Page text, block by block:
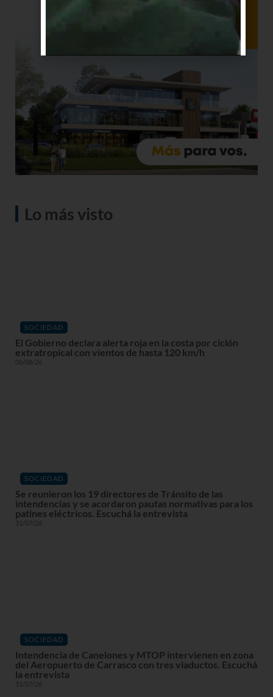
Lo más visto
SOCIEDAD
El Gobierno declara alerta roja en la costa por ciclón
extratropical con vientos de hasta 120 km/h
06/08/26
SOCIEDAD
Se reunieron los 19 directores de Tránsito de las
intendencias y se acordaron pautas normativas para los
patines eléctricos. Escuchá la entrevista
31/07/26
SOCIEDAD
Intendencia de Canelones y MTOP intervienen en zona
del Aeropuerto de Carrasco con tres viaductos. Escuchá
la entrevista
31/07/26